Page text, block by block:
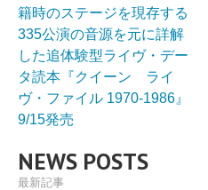
籍時のステージを現存する
335公演の音源を元に詳解
した追体験型ライヴ・デー
タ読本『クイーン ライ
ヴ・ファイル 1970-1986』
9/15発売
NEWS POSTS
最新記事